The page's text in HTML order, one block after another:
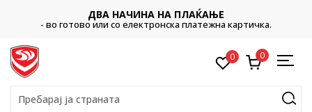
ДВА НАЧИНА НА ПЛАЌАЊЕ
- во готово или со електронска платежна картичка.
0 0
Пребарај ја страната